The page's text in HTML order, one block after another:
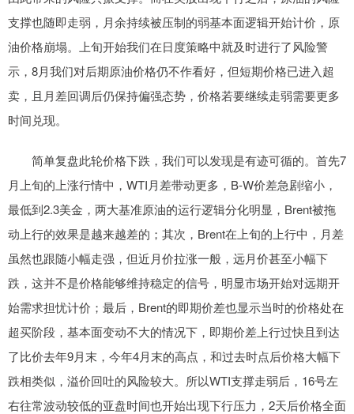
支撑也随即走弱，月余持续被压制的弱基本面逻辑开始计价，原
油价格崩塌。上旬开始我们在日度策略中就及时进行了风险警
示，8月我们对后期原油价格仍不作看好，但短期价格已进入超
卖，且月差回调后仍保持偏强态势，价格若要继续走弱需要更多
时间兑现。
简单复盘此轮价格下跌，我们可以发现是有迹可循的。首先7
月上旬的上涨行情中，WTI月差带动更多，B-W价差急剧缩小，
最低到2.3美金，两大基准原油的运行逻辑分化明显，Brent被拖
动上行的效果是越来越差的；其次，Brent在上旬的上行中，月差
虽然也跟随小幅走强，但近月价拉涨一般，远月价甚至小幅下
跌，这并不是价格能够维持稳定的信号，明显市场开始对远期开
始需求担忧计价；最后，Brent的即期价差也显示当时的价格处在
超买阶段，基本面变动不大的情况下，即期价差上行过快且到达
了比价去年9月末，今年4月末的高点，和过去时点后价格大幅下
跌相类似，溢价回吐的风险较大。所以WTI支撑走弱后，16号左
右往常波动较低的亚盘时间也开始出现下行压力，2天后价格全面